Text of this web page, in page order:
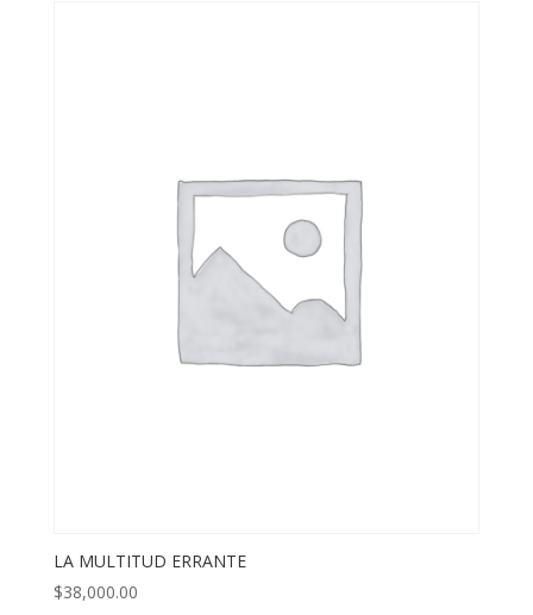
LA MULTITUD ERRANTE
$38,000.00